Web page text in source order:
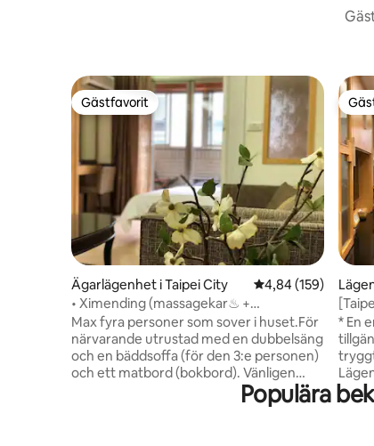
Gästfavorit
Gästfavorit
Ägarlägenhet i Taipei City 4,84 av 5 i
4,84 (159)
• Ximending (massagekar♨ +
tvättmaskin + stor balkong) (2 personer)
stort vardagsrum Ximen MRT
Max fyra personer som sover i huset.För
närvarande utrustad med en dubbelsäng
och en bäddsoffa (för den 3:e personen)
och ett matbord (bokbord). Vänligen
ange passregistrering efter bokning,
kök,
* En
tillgänglig.
Populära